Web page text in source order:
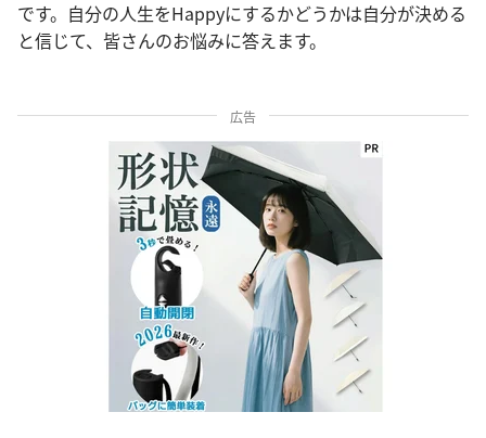
です。自分の人生をHappyにするかどうかは自分が決める
と信じて、皆さんのお悩みに答えます。
広告